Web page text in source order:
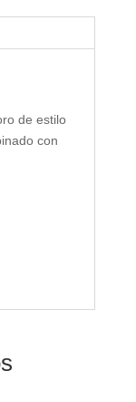
de estilo
con